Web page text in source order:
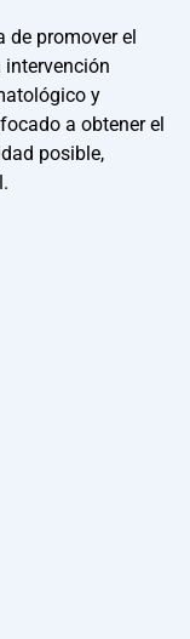
de promover el
y
a obtener el
posible,